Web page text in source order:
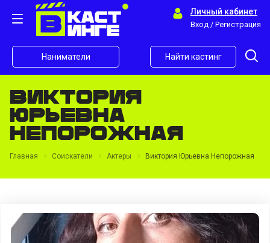
Личный кабинет
Вход / Регистрация
Наниматели Найти кастинг
Виктория
Юрьевна
Непорожная
Главная Соискатели Актеры Виктория Юрьевна Непорожная